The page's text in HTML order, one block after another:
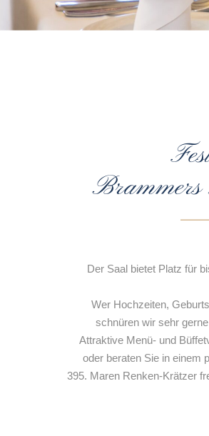
Brammers
Der Saal bietet Platz für
Wer Hochzeiten,
schnüren wir sehr
Attraktive Menü- und
oder beraten Sie in einem
395. Maren Renken-Krätzer